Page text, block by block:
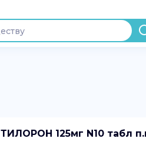
ТИЛОРОН 125мг N10 табл